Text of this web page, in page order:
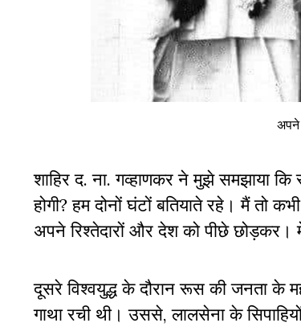
अपने
शाहिर द. ना. गव्हाणकर ने मुझे समझाया
होगी? हम दोनों घंटों बतियाते रहे। मैं तो
अपने रिश्तेदारों और देश को पीछे छोड़कर।
दूसरे विश्वयुद्ध के दौरान रूस की जनता के
गाथा रची थी। उससे, लालसेना के